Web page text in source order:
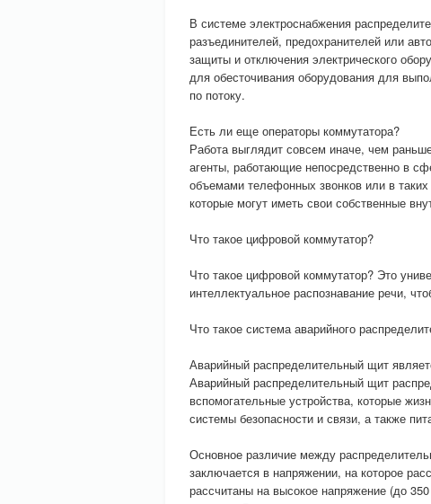
В системе электроснабжения
разъединителей, предохранителей или
защиты и отключения электрического
для обесточивания оборудования для
по потоку.
Есть ли еще операторы коммутатора?
Работа выглядит совсем иначе, чем
агенты, работающие непосредственно в
объемами телефонных звонков или в
которые могут иметь свои собственные
Что такое цифровой коммутатор?
Что такое цифровой коммутатор? Это
интеллектуальное распознавание речи,
Что такое система аварийного
Аварийный распределительный щит
Аварийный распределительный щит
вспомогательные устройства, которые
системы безопасности и связи, а также
Основное различие между
заключается в напряжении, на которое
рассчитаны на высокое напряжение (до